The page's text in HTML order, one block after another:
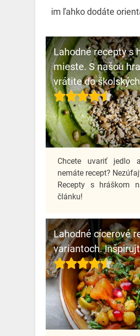
im ľahko dodáte
Lahodné recepty s
mieste. S našou
vrátite do
Chcete uvariť jedlo
nemáte recept?
Recepty s hráškom
článku!
Lahodné cícerové
variantoch.